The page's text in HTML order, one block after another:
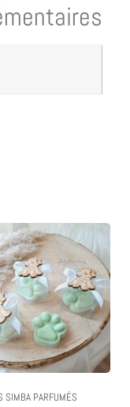
SIMBA PARFUMÉS